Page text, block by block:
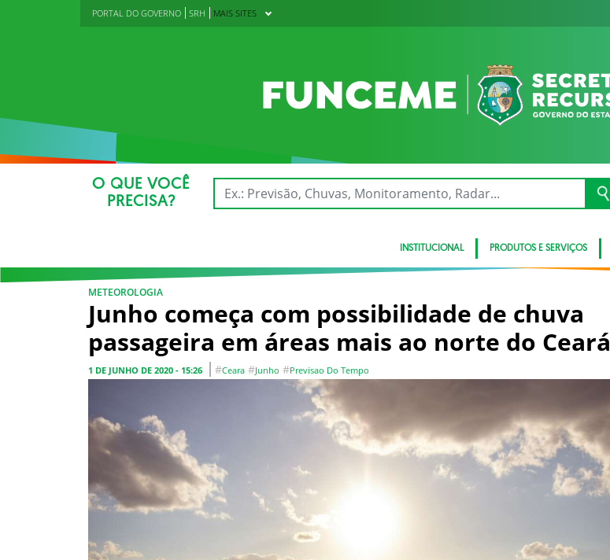
PORTAL DO GOVERNO SRH MAIS SITES
O QUE VOCÊ
PRECISA?
INSTITUCIONAL PRODUTOS E SERVIÇOS
METEOROLOGIA
Junho começa com possibilidade de chuva
passageira em áreas mais ao norte do Ceará
1 DE JUNHO DE 2020 - 15:26 #Ceara #Junho #Previsao Do Tempo